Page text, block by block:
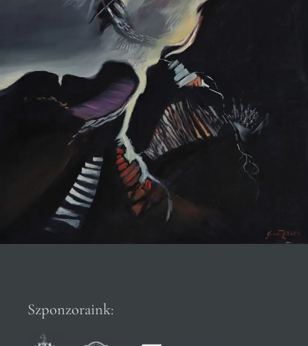
Szponzoraink: